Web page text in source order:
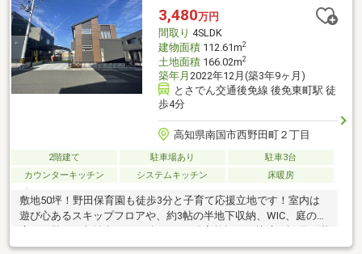
す。【周辺環境】・後免野田小学校350ｍ（徒歩約5分）・鳶ヶ池
中学校1100ｍ（徒歩約14分） 3,480万円
間取り 4SLDK
建物面積112.61m2
土地面積166.02m2
築年月 2022年12月(築3年9ヶ月)
とさでん交通後免線 後免東町駅 徒
歩4分
高知県南国市西野田町２丁目
2階建て 駐車場あり
駐車3台
カウンターキッチン
システムキッチン 床暖房
敷地50坪！野田保育園も徒歩3分と子育て応援立地です！室内は
遊び心あるスキップフロアや、約3帖の半地下収納、WIC、庭の倉
載の邸宅です♪